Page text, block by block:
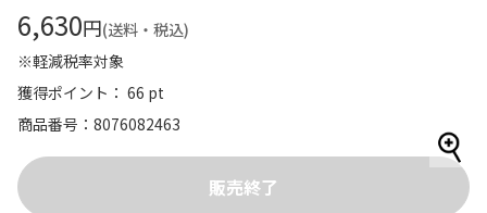
6,630円(送料・税込)
※軽減税率対象
獲得ポイント： 66 pt
商品番号
8076082463